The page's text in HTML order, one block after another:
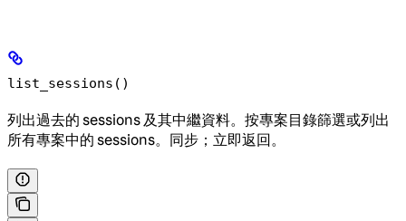
list_sessions()
列出過去的 sessions 及其中繼資料。按專案目錄篩選或列出
所有專案中的 sessions。同步；立即返回。